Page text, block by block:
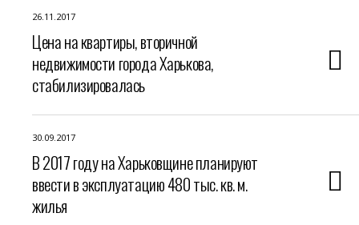
26.11.2017
Цена на квартиры, вторичной
недвижимости города Харькова,
стабилизировалась
30.09.2017
В 2017 году на Харьковщине планируют
ввести в эксплуатацию 480 тыс. кв. м.
жилья